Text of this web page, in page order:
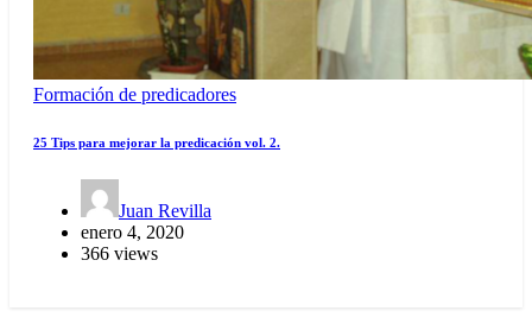
Formación de predicadores
25 Tips para mejorar la predicación vol. 2.
Juan Revilla
enero 4, 2020
366 views